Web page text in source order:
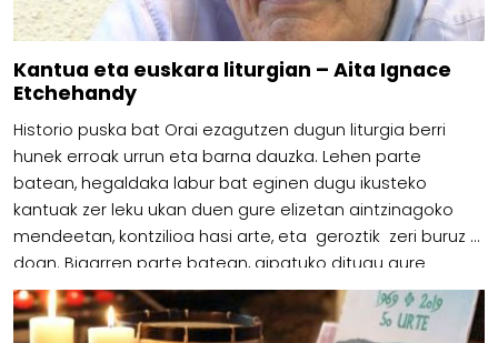
Kantua eta euskara liturgian – Aita Ignace
Etchehandy
Historio puska bat Orai ezagutzen dugun liturgia berri
hunek erroak urrun eta barna dauzka. Lehen parte
batean, hegaldaka labur bat eginen dugu ikusteko
kantuak zer leku ukan duen gure elizetan aintzinagoko
mendeetan, kontzilioa hasi arte, eta geroztik zeri buruz
doan. Bigarren parte batean, aipatuko ditugu gure
koralek egiten duten lana Euskal Herriko elizetan. Aipamen
bat […]